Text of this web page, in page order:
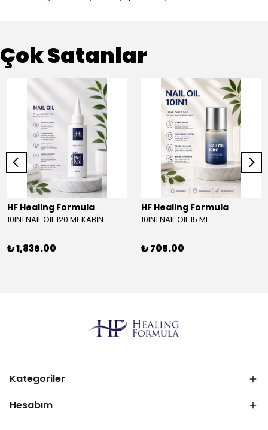
Çok Satanlar
HF Healing Formula
10IN1 NAIL OIL 120 ML KABİN
₺ 1,836.00
HF Healing Formula
10IN1 NAIL OIL 15 ML
₺ 705.00
Kategoriler
Hesabım